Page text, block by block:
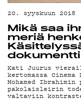
G
20. syyskuun 2018
Mikä saa
meriä
dokumentti
Kati Juurus
kertomassa
Mohamed
pakolaisleirin
valtaviin